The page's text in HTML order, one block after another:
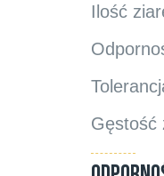
Ilość
Gęstość